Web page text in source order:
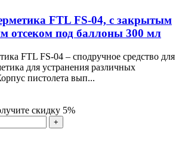
FTL FS-04, с закрытым
отсеком под баллоны 300 мл
FTL FS-04 – сподручное средство для
для устранения различных
пистолета вып...
скидку 5%
+